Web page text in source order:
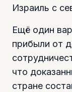
Израиль с
Ещё один
прибыли от
что
стране